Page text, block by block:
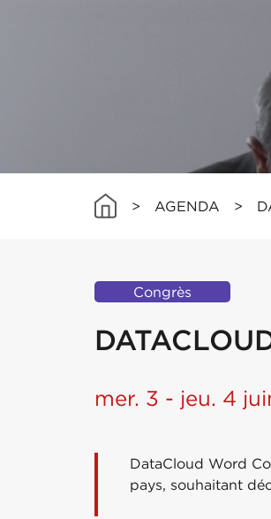
> AGENDA >
Congrès
mer. 3 - jeu. 4
DataCloud Word
pays, souhaitant